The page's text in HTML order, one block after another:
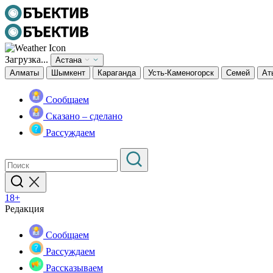
Загрузка...
Астана
Алматы
Шымкент Караганда Усть-Каменогорск Семей
Сообщаем
Сказано – сделано
Рассуждаем
18+
Редакция
Сообщаем
Рассуждаем
Рассказываем